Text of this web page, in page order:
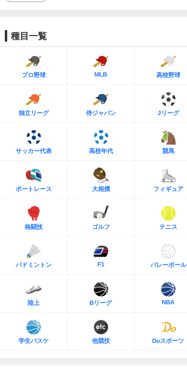
種目一覧
プロ野球 MLB 高校野球
独立リーグ 侍ジャパン Jリーグ
サッカー代表 高校年代 競馬
ボートレース 大相撲 フィギュア
格闘技 ゴルフ テニス
バドミントン F1 バレーボール
陸上 Bリーグ NBA
学生バスケ 他競技 Doスポーツ